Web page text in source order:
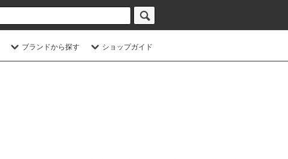
ブランドから探す ショップガイド